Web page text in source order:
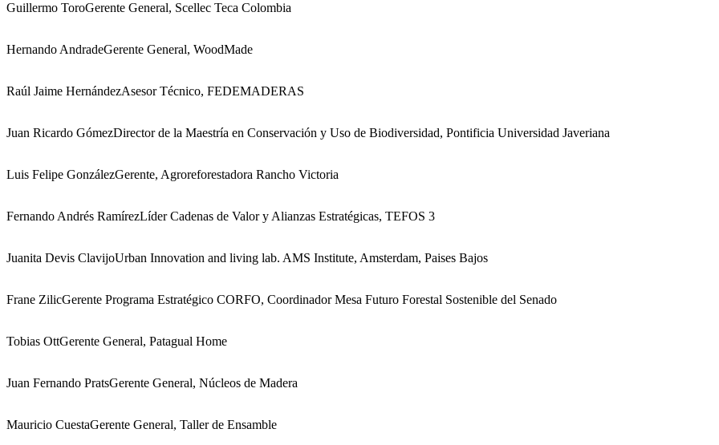
Guillermo ToroGerente General, Scellec Teca Colombia
Hernando AndradeGerente General, WoodMade
Raúl Jaime HernándezAsesor Técnico, FEDEMADERAS
Juan Ricardo GómezDirector de la Maestría en Conservación y Uso de Biodiversidad, Pontificia Universidad Javeriana
Luis Felipe GonzálezGerente, Agroreforestadora Rancho Victoria
Fernando Andrés RamírezLíder Cadenas de Valor y Alianzas Estratégicas, TEFOS 3
Juanita Devis ClavijoUrban Innovation and living lab. AMS Institute, Amsterdam, Paises Bajos
Frane ZilicGerente Programa Estratégico CORFO, Coordinador Mesa Futuro Forestal Sostenible del Senado
Tobias OttGerente General, Patagual Home
Juan Fernando PratsGerente General, Núcleos de Madera
Mauricio CuestaGerente General, Taller de Ensamble